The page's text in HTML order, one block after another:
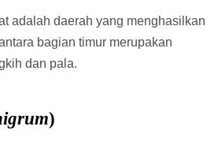
adalah daerah yang menghasilkan
bagian timur merupakan
dan pala.
)